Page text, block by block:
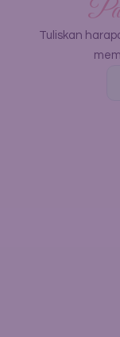
Tuliskan